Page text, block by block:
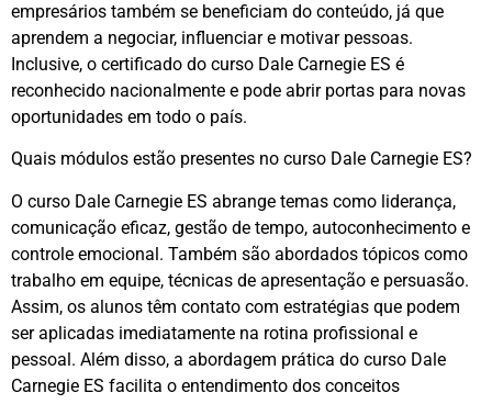
empresários também se beneficiam do conteúdo, já que
aprendem a negociar, influenciar e motivar pessoas.
Inclusive, o certificado do curso Dale Carnegie ES é
reconhecido nacionalmente e pode abrir portas para novas
oportunidades em todo o país.
Quais módulos estão presentes no curso Dale Carnegie ES?
O curso Dale Carnegie ES abrange temas como liderança,
comunicação eficaz, gestão de tempo, autoconhecimento e
controle emocional. Também são abordados tópicos como
trabalho em equipe, técnicas de apresentação e persuasão.
Assim, os alunos têm contato com estratégias que podem
ser aplicadas imediatamente na rotina profissional e
pessoal. Além disso, a abordagem prática do curso Dale
Carnegie ES facilita o entendimento dos conceitos